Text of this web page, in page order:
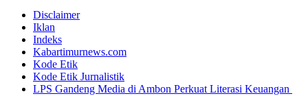
Disclaimer
Iklan
Indeks
Kabartimurnews.com
Kode Etik
Kode Etik Jurnalistik
LPS Gandeng Media di Ambon Perkuat Literasi Keuangan